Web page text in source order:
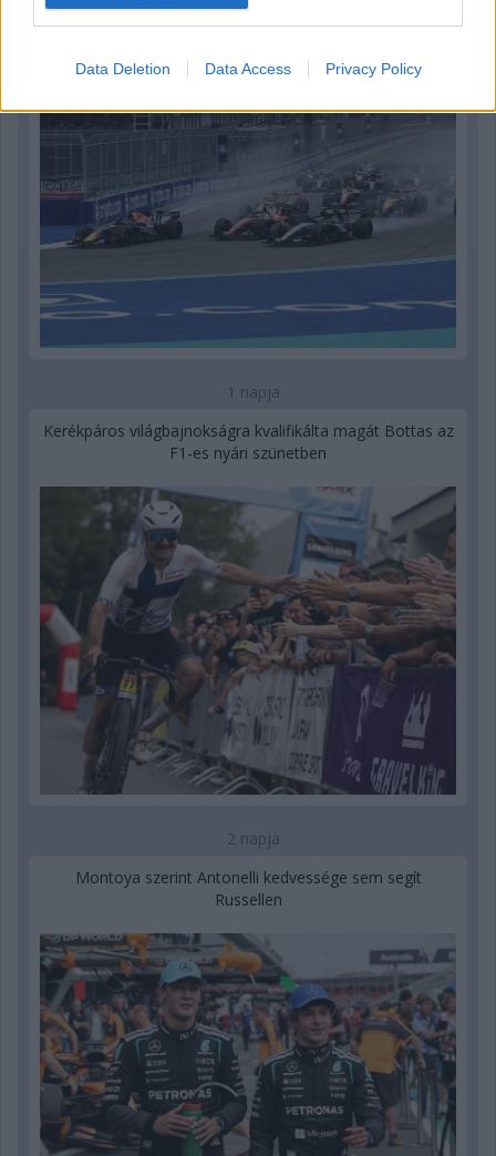
Data Deletion Data Access Privacy Policy
Óriási bevétel-visszaesést könyvelhetett el az F1 a
1 napja
Kerékpáros világbajnokságra kvalifikálta magát Bottas az
F1-es nyári szünetben
2 napja
Montoya szerint Antonelli kedvessége sem segít
Russellen